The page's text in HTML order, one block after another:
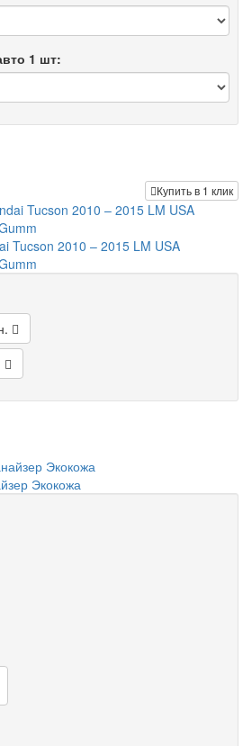
1 шт:
Купить в 1 клик
Tucson 2010 – 2015 LM USA
Экокожа